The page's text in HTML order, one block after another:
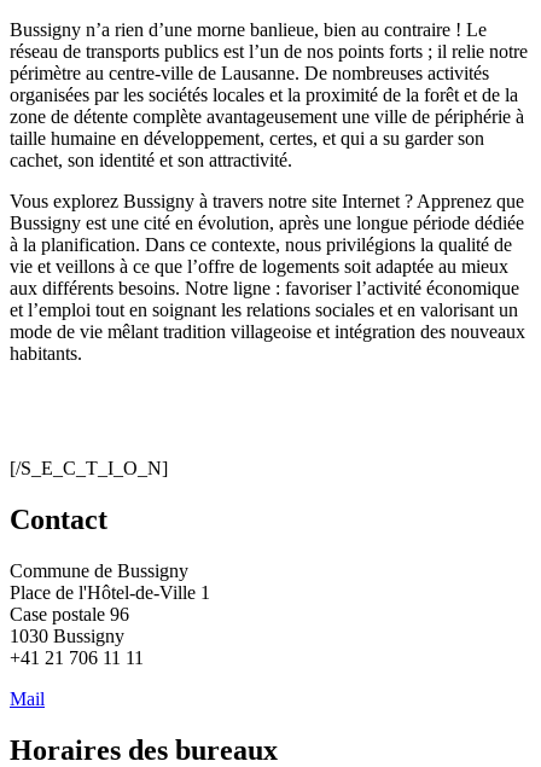
Bussigny n’a rien d’une morne banlieue, bien au contraire ! Le
réseau de transports publics est l’un de nos points forts ; il relie notre
périmètre au centre-ville de Lausanne. De nombreuses activités
organisées par les sociétés locales et la proximité de la forêt et de la
zone de détente complète avantageusement une ville de périphérie à
taille humaine en développement, certes, et qui a su garder son
cachet, son identité et son attractivité.
Vous explorez Bussigny à travers notre site Internet ? Apprenez que
Bussigny est une cité en évolution, après une longue période dédiée
à la planification. Dans ce contexte, nous privilégions la qualité de
vie et veillons à ce que l’offre de logements soit adaptée au mieux
aux différents besoins. Notre ligne : favoriser l’activité économique
et l’emploi tout en soignant les relations sociales et en valorisant un
mode de vie mêlant tradition villageoise et intégration des nouveaux
habitants.
[/S_E_C_T_I_O_N]
Contact
Commune de Bussigny
Place de l'Hôtel-de-Ville 1
Case postale 96
1030 Bussigny
+41 21 706 11 11
Mail
Horaires des bureaux